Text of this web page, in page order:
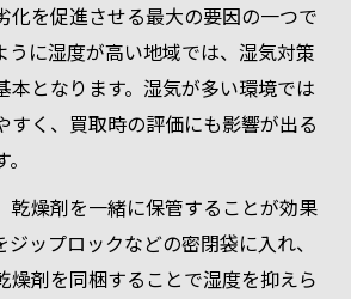
値を最大限に伸ばす保存の工夫
買取で評価される保存状態の条件
する貴金属のベストな保存方法
さを保つシルバーの収納ポイン
るための貴金属保存法を紹介
愛知県での買取額を左右
化を促進させる最大の要因の一つで
うに湿度が高い地域では、湿気対策
本となります。湿気が多い環境では
すく、買取時の評価にも影響が出る
乾燥剤を一緒に保管することが効果
ップロックなどの密閉袋に入れ、
燥剤を同梱することで湿度を抑えら